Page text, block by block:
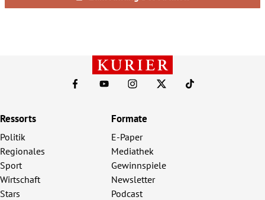
Ressorts
Politik
Regionales
Sport
Wirtschaft
Stars
Formate
E-Paper
Mediathek
Gewinnspiele
Newsletter
Podcast